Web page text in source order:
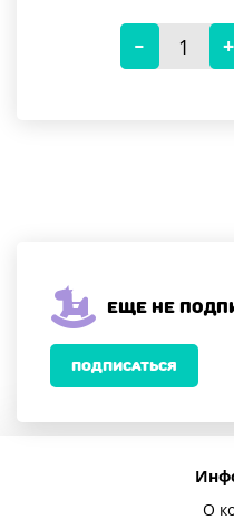
Еще не
ПОДПИСАТЬСЯ
О